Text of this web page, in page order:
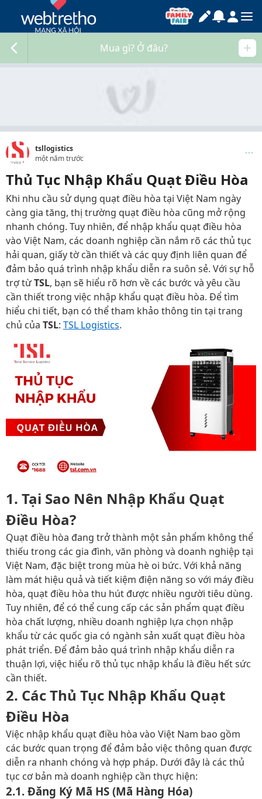
Mua gì? Ở đâu?
tsllogistics
một năm trước
Thủ Tục Nhập Khẩu Quạt Điều Hòa
Khi nhu cầu sử dụng quạt điều hòa tại Việt Nam ngày
càng gia tăng, thị trường quạt điều hòa cũng mở rộng
nhanh chóng. Tuy nhiên, để nhập khẩu quạt điều hòa
vào Việt Nam, các doanh nghiệp cần nắm rõ các thủ tục
hải quan, giấy tờ cần thiết và các quy định liên quan để
đảm bảo quá trình nhập khẩu diễn ra suôn sẻ. Với sự hỗ
trợ từTSL, bạn sẽ hiểu rõ hơn về các bước và yêu cầu
cần thiết trong việc nhập khẩu quạt điều hòa. Để tìm
hiểu chi tiết, bạn có thể tham khảo thông tin tại trang
chủ của TSL: TSL Logistics.
1. Tại Sao Nên Nhập Khẩu Quạt
Điều Hòa?
Quạt điều hòa đang trở thành một sản phẩm không thể
thiếu trong các gia đình, văn phòng và doanh nghiệp tại
Việt Nam, đặc biệt trong mùa hè oi bức. Với khả năng
làm mát hiệu quả và tiết kiệm điện năng so với máy điều
hòa, quạt điều hòa thu hút được nhiều người tiêu dùng.
Tuy nhiên, để có thể cung cấp các sản phẩm quạt điều
hòa chất lượng, nhiều doanh nghiệp lựa chọn nhập
khẩu từ các quốc gia có ngành sản xuất quạt điều hòa
phát triển. Để đảm bảo quá trình nhập khẩu diễn ra
thuận lợi, việc hiểu rõ thủ tục nhập khẩu là điều hết sức
cần thiết.
2. Các Thủ Tục Nhập Khẩu Quạt
Điều Hòa
Việc nhập khẩu quạt điều hòa vào Việt Nam bao gồm
các bước quan trọng để đảm bảo việc thông quan được
diễn ra nhanh chóng và hợp pháp. Dưới đây là các thủ
tục cơ bản mà doanh nghiệp cần thực hiện:
2.1. Đăng Ký Mã HS (Mã Hàng Hóa)